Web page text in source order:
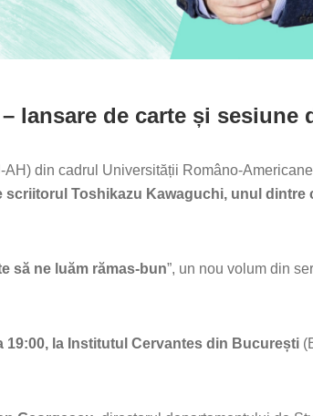
lansare de carte și sesiune
din cadrul Universității Româno-
scriitorul Toshikazu Kawaguchi, unul dintre
să ne luăm rămas-bun”, un nou volum din
19:00, la Institutul Cervantes din București